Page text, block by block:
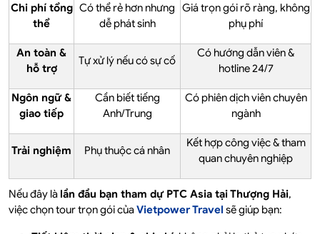
Chi phí tổng
thể
Có thể rẻ hơn nhưng
dễ phát sinh
Giá trọn gói rõ ràng, không
phụ phí
An toàn &
hỗ trợ
Tự xử lý nếu có sự cố
Có hướng dẫn viên &
hotline 24/7
Ngôn ngữ &
giao tiếp
Cần biết tiếng
Anh/Trung
Có phiên dịch viên chuyên
ngành
Trải nghiệm Phụ thuộc cá nhân
Kết hợp công việc & tham
quan chuyên nghiệp
Nếu đây là lần đầu bạn tham dự PTC Asia tại Thượng Hải,
việc chọn tour trọn gói củaVietpower Travel sẽ giúp bạn: